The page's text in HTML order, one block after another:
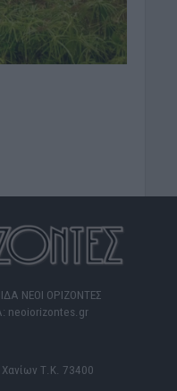
ΝΕΟΙ ΟΡΙΖΟΝΤΕΣ
neoiorizontes.gr
Τ.Κ. 73400